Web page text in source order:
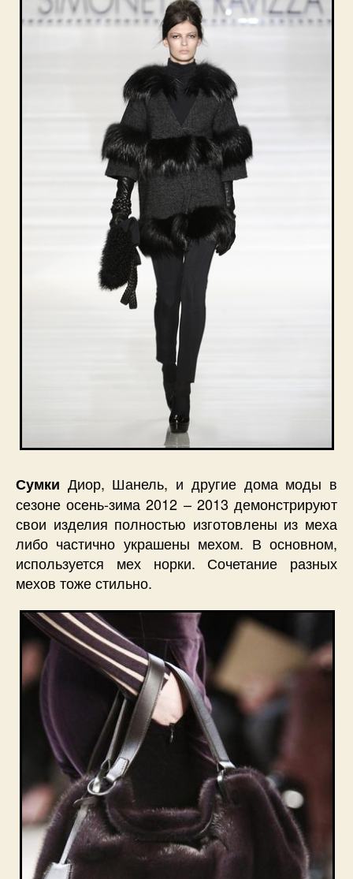
Сумки Диор, Шанель, и другие дома моды в
сезоне осень-зима 2012 – 2013 демонстрируют
свои изделия полностью изготовлены из меха
либо частично украшены мехом. В основном,
используется мех норки. Сочетание разных
мехов тоже стильно.